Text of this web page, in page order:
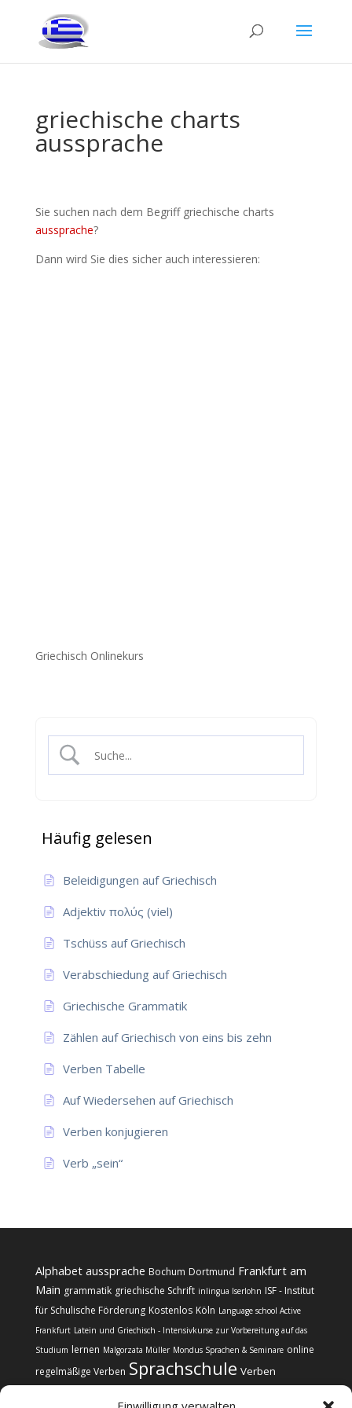
griechische charts
aussprache
Sie suchen nach dem Begriff griechische charts
aussprache?
Dann wird Sie dies sicher auch interessieren:
Griechisch Onlinekurs
Häufig gelesen
Beleidigungen auf Griechisch
Adjektiv πολύς (viel)
Tschüss auf Griechisch
Verabschiedung auf Griechisch
Griechische Grammatik
Zählen auf Griechisch von eins bis zehn
Verben Tabelle
Auf Wiedersehen auf Griechisch
Verben konjugieren
Verb „sein“
Alphabet aussprache Bochum Dortmund Frankfurt am
Main grammatik griechische Schrift inlingua Iserlohn ISF - Institut
für Schulische Förderung Kostenlos Köln Language school Active
Frankfurt Latein und Griechisch - Intensivkurse zur Vorbereitung auf das
Studium lernen Malgorzata Müller Mondus Sprachen & Seminare online
regelmäßige Verben Sprachschule Verben